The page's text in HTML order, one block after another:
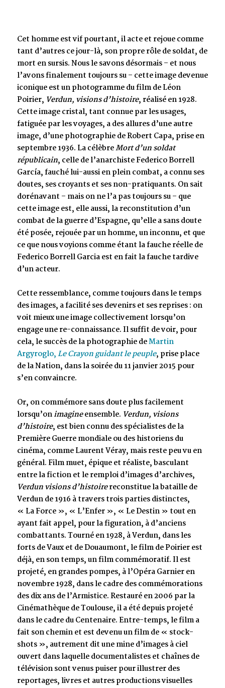
Cet homme est vif pourtant, il acte et rejoue comme
tant d’autres ce jour-là, son propre rôle de soldat, de
mort en sursis. Nous le savons désormais – et nous
l’avons finalement toujours su – cette image devenue
iconique est un photogramme du film de Léon
Poirier, Verdun, visions d’histoire, réalisé en 1928.
Cette image cristal, tant connue par les usages,
fatiguée par les voyages, a des allures d’une autre
image, d’une photographie de Robert Capa, prise en
septembre 1936. La célèbreMort d’un soldat
républicain, celle de l’anarchiste Federico Borrell
García, fauché lui-aussi en plein combat, a connu ses
doutes, ses croyants et ses non-pratiquants. On sait
dorénavant – mais on ne l’a pas toujours su – que
cette image est, elle aussi, la reconstitution d’un
combat de la guerre d’Espagne, qu’elle a sans doute
été posée, rejouée par un homme, un inconnu, et que
ce que nous voyions comme étant la fauche réelle de
Federico Borrell Garcia est en fait la fauche tardive
d’un acteur.
Cette ressemblance, comme toujours dans le temps
des images, a facilité ses devenirs et ses reprises : on
voit mieux une image collectivement lorsqu’on
engage une re-connaissance. Il suffit de voir, pour
cela, le succès de la photographie deMartin
Argyroglo,Le Crayon guidant le peuple, prise place
de la Nation, dans la soirée du 11 janvier 2015 pour
s’en convaincre.
Or, on commémore sans doute plus facilement
lorsqu’onimagineensemble. Verdun, visions
d’histoire, est bien connu des spécialistes de la
Première Guerre mondiale ou des historiens du
cinéma, comme Laurent Véray, mais reste peu vu en
général. Film muet, épique et réaliste, basculant
entre la fiction et le remploi d’images d’archives,
Verdun visions d’histoirereconstitue la bataille de
Verdun de 1916 à travers trois parties distinctes,
« La Force », « L’Enfer », « Le Destin » tout en
ayant fait appel, pour la figuration, à d’anciens
combattants. Tourné en 1928, à Verdun, dans les
forts de Vaux et de Douaumont, le film de Poirier est
déjà, en son temps, un film commémoratif. Il est
projeté, en grandes pompes, à l’Opéra Garnier en
novembre 1928, dans le cadre des commémorations
des dix ans de l’Armistice. Restauré en 2006 par la
Cinémathèque de Toulouse, il a été depuis projeté
dans le cadre du Centenaire. Entre-temps, le film a
fait son chemin et est devenu un film de « stock-
shots », autrement dit une mine d’images à ciel
ouvert dans laquelle documentalistes et chaînes de
télévision sont venus puiser pour illustrer des
reportages, livres et autres productions visuelles